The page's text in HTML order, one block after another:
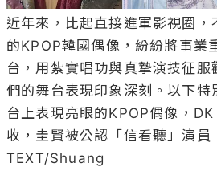
近年來，比起直接進軍影視圈，
的KPOP韓國偶像，紛紛將事業
台，用紮實唱功與真摯演技征服
們的舞台表現印象深刻。以下
台上表現亮眼的KPOP偶像，
收，圭賢被公認「信看聽」演員
TEXT/Shuang